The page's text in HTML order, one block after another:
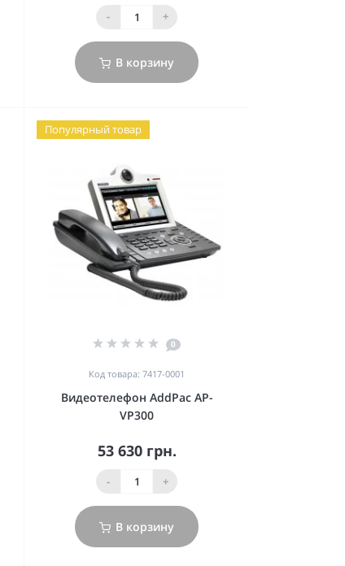
- +
В корзину
Популярный товар
0
Код товара: 7417-0001
Видеотелефон AddPac AP-
VP300
53 630 грн.
- +
В корзину